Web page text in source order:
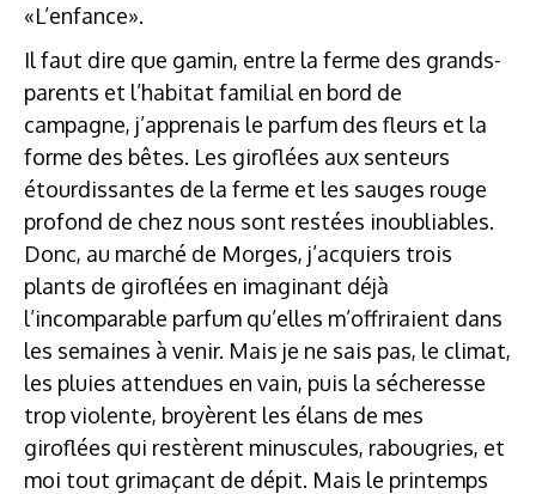
«L’enfance».
Il faut dire que gamin, entre la ferme des grands-
parents et l’habitat familial en bord de
campagne, j’apprenais le parfum des fleurs et la
forme des bêtes. Les giroflées aux senteurs
étourdissantes de la ferme et les sauges rouge
profond de chez nous sont restées inoubliables.
Donc, au marché de Morges, j’acquiers trois
plants de giroflées en imaginant déjà
l’incomparable parfum qu’elles m’offriraient dans
les semaines à venir. Mais je ne sais pas, le climat,
les pluies attendues en vain, puis la sécheresse
trop violente, broyèrent les élans de mes
giroflées qui restèrent minuscules, rabougries, et
moi tout grimaçant de dépit. Mais le printemps